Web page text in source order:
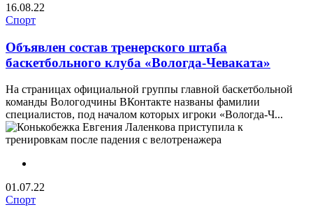
16.08.22
Спорт
Объявлен состав тренерского штаба
баскетбольного клуба «Вологда-Чеваката»
На страницах официальной группы главной баскетбольной
команды Вологодчины ВКонтакте названы фамилии
специалистов, под началом которых игроки «Вологда-Ч...
01.07.22
Спорт